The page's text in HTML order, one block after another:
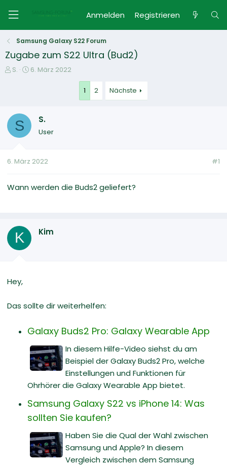
Anmelden Registrieren
Samsung Galaxy S22 Forum
Zugabe zum S22 Ultra (Bud2)
E
e
S.
E
l
l
m
6. März 2022
1 2 Nächste
S S.
User
6. März 2022 #1
Wann werden die Buds2 geliefert?
K Kim
Hey,
Das sollte dir weiterhelfen:
Galaxy Buds2 Pro: Galaxy Wearable App
In diesem Hilfe-Video siehst du am
Beispiel der Galaxy Buds2 Pro, welche
Einstellungen und Funktionen für
Ohrhörer die Galaxy Wearable App bietet.
Samsung Galaxy S22 vs iPhone 14: Was
sollten Sie kaufen?
Haben Sie die Qual der Wahl zwischen
Samsung und Apple? In diesem
Vergleich zwischen dem Samsung